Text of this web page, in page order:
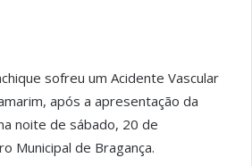
sofreu um Acidente Vascular
após a apresentação da
noite de sábado, 20 de
Municipal de Bragança.